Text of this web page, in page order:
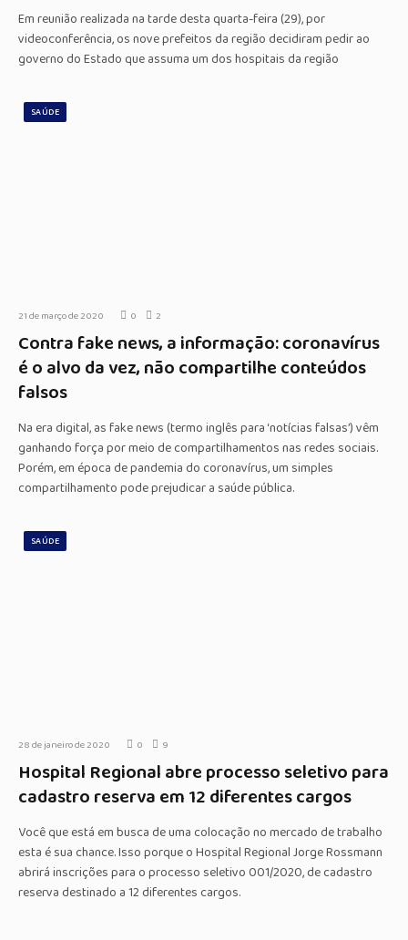
Em reunião realizada na tarde desta quarta-feira (29), por
videoconferência, os nove prefeitos da região decidiram pedir ao
governo do Estado que assuma um dos hospitais da região
SAÚDE
21 de março de 2020 0 2
Contra fake news, a informação: coronavírus
é o alvo da vez, não compartilhe conteúdos
falsos
Na era digital, as fake news (termo inglês para ‘notícias falsas’) vêm
ganhando força por meio de compartilhamentos nas redes sociais.
Porém, em época de pandemia do coronavírus, um simples
compartilhamento pode prejudicar a saúde pública.
SAÚDE
28 de janeiro de 2020 0 9
Hospital Regional abre processo seletivo para
cadastro reserva em 12 diferentes cargos
Você que está em busca de uma colocação no mercado de trabalho
esta é sua chance. Isso porque o Hospital Regional Jorge Rossmann
abrirá inscrições para o processo seletivo 001/2020, de cadastro
reserva destinado a 12 diferentes cargos.